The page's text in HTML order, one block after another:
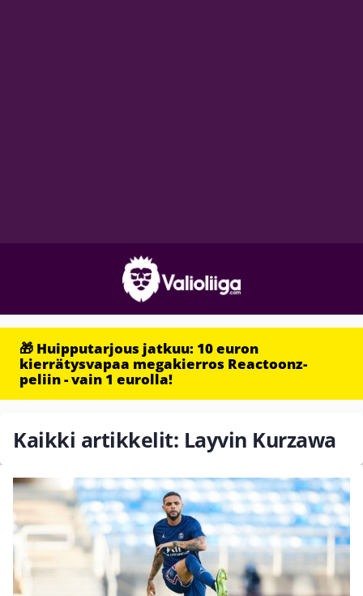
🎁 Huipputarjous jatkuu: 10 euron
kierrätysvapaa megakierros Reactoonz-
peliin - vain 1 eurolla!
Kaikki artikkelit: Layvin Kurzawa